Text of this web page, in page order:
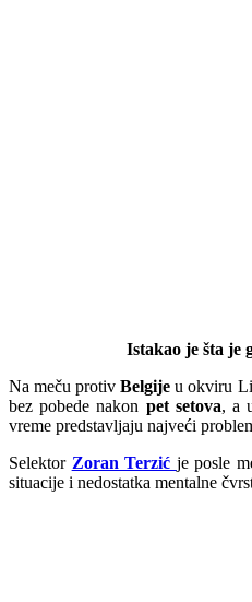
Istakao je šta je
Na meču protivBelgijeu okviru
bez pobede nakon pet setova, a
vreme predstavljaju najveći
Selektor Zoran Terzić je posle
situacije i nedostatka mentalne